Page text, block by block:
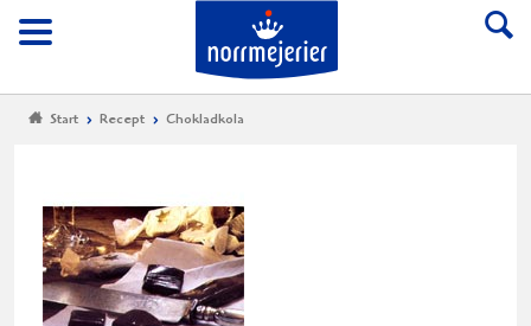
Meny
Till Norrmejerier
Start Recept Chokladkola